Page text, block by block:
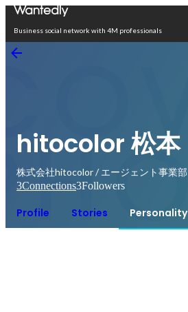
Business social network with 4M professionals
hitocolor 松本
株式会社hitocolor / エージェント事業部
3Connections3Followers
Profile Stories Personality